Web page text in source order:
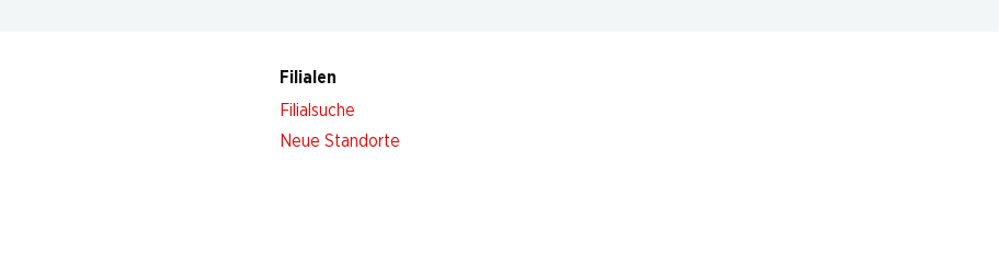
Filialen
Filialsuche
Neue Standorte